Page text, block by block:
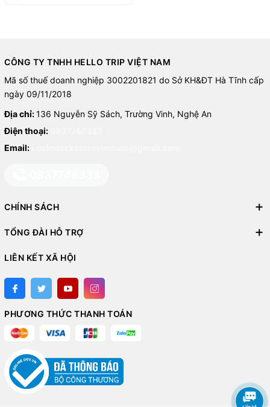
CÔNG TY TNHH HELLO TRIP VIỆT NAM
Mã số thuế doanh nghiệp 3002201821 do Sở KH&ĐT Hà Tĩnh cấp
ngày 09/11/2018
Địa chỉ:136 Nguyễn Sỹ Sách, Trường Vinh, Nghệ An
Điện thoại:
Email:
CHÍNH SÁCH
TỔNG ĐÀI HỖ TRỢ
LIÊN KẾT XÃ HỘI
PHƯƠNG THỨC THANH TOÁN